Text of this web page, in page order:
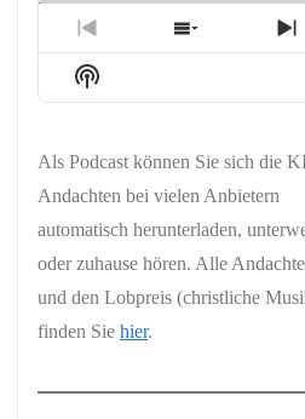
Previous
Episode
Show
Episodes
Show
Podcast
Als Podcast können Sie sich die
Andachten bei vielen Anbietern
automatisch herunterladen,
oder zuhause hören. Alle
und den Lobpreis (christliche
finden Sie hier.